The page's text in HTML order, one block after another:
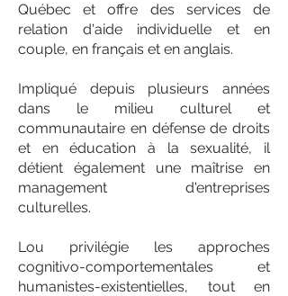
Québec et offre des services de
relation d'aide individuelle et en
couple, en français et en anglais.
Impliqué depuis plusieurs années
dans le milieu culturel et
communautaire en défense de droits
et en éducation à la sexualité, il
détient également une maîtrise en
management d'entreprises
culturelles.
Lou privilégie les approches
cognitivo-comportementales et
humanistes-existentielles, tout en